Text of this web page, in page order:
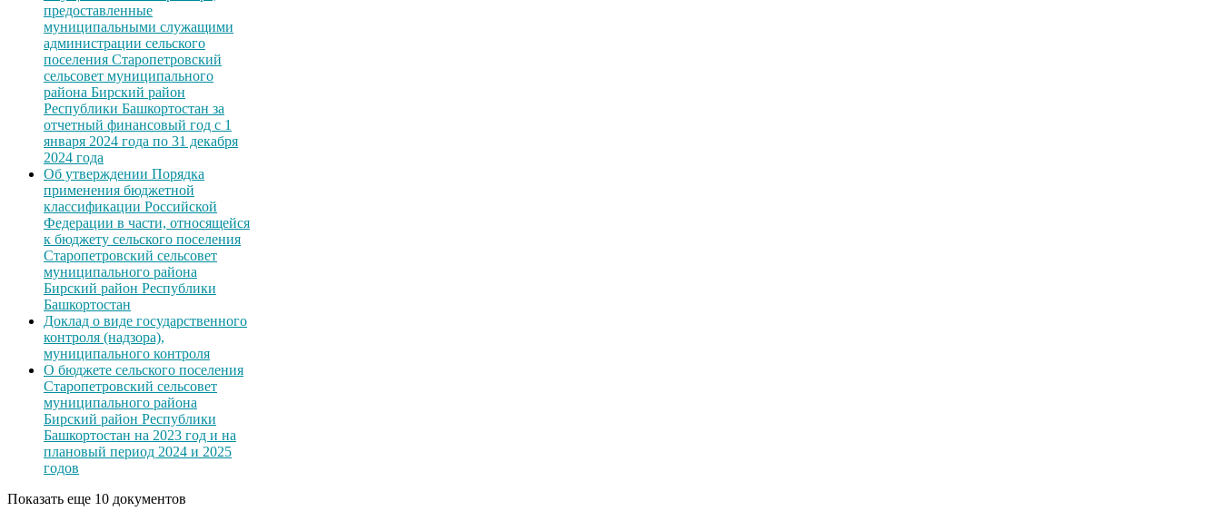
предоставленные
муниципальными служащими
администрации сельского
поселения Старопетровский
сельсовет муниципального
района Бирский район
Республики Башкортостан за
отчетный финансовый год с 1
января 2024 года по 31 декабря
2024 года
Об утверждении Порядка
применения бюджетной
классификации Российской
Федерации в части, относящейся
к бюджету сельского поселения
Старопетровский сельсовет
муниципального района
Бирский район Республики
Башкортостан
Доклад о виде государственного
контроля (надзора),
муниципального контроля
О бюджете сельского поселения
Старопетровский сельсовет
муниципального района
Бирский район Республики
Башкортостан на 2023 год и на
плановый период 2024 и 2025
годов
Показать еще 10 документов